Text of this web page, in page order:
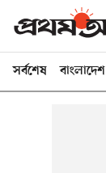
সর্বশেষ বাংলাদেশ